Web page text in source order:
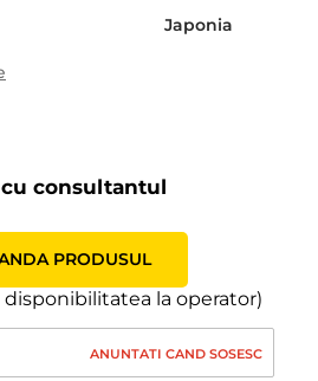
Japonia
consultantul
PRODUSUL
la operator)
ANUNTATI CAND SOSESC